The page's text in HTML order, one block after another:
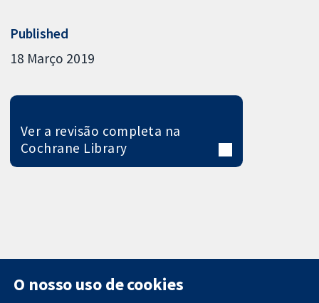
Published
18 Março 2019
Ver a revisão completa na
Cochrane Library
O nosso uso de cookies